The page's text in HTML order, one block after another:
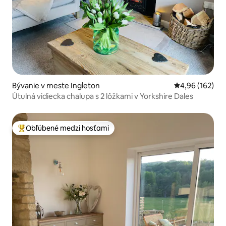
Bývanie v meste Ingleton Priemerné
4,96 (162)
Útulná vidiecka chalupa s 2 lôžkami v Yorkshire Dales
Najobľúbenejšie medzi hosťami
Obľúbené medzi hosťami